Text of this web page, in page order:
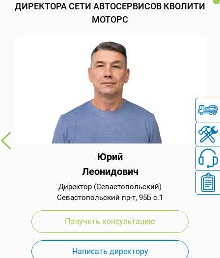
ДИРЕКТОРА СЕТИ АВТОСЕРВИСОВ КВОЛИТИ
МОТОРС
Юрий
Леонидович
Директор (Севастопольский)
Севастопольский пр-т, 95Б с.1
Получить консультацию
Написать директору